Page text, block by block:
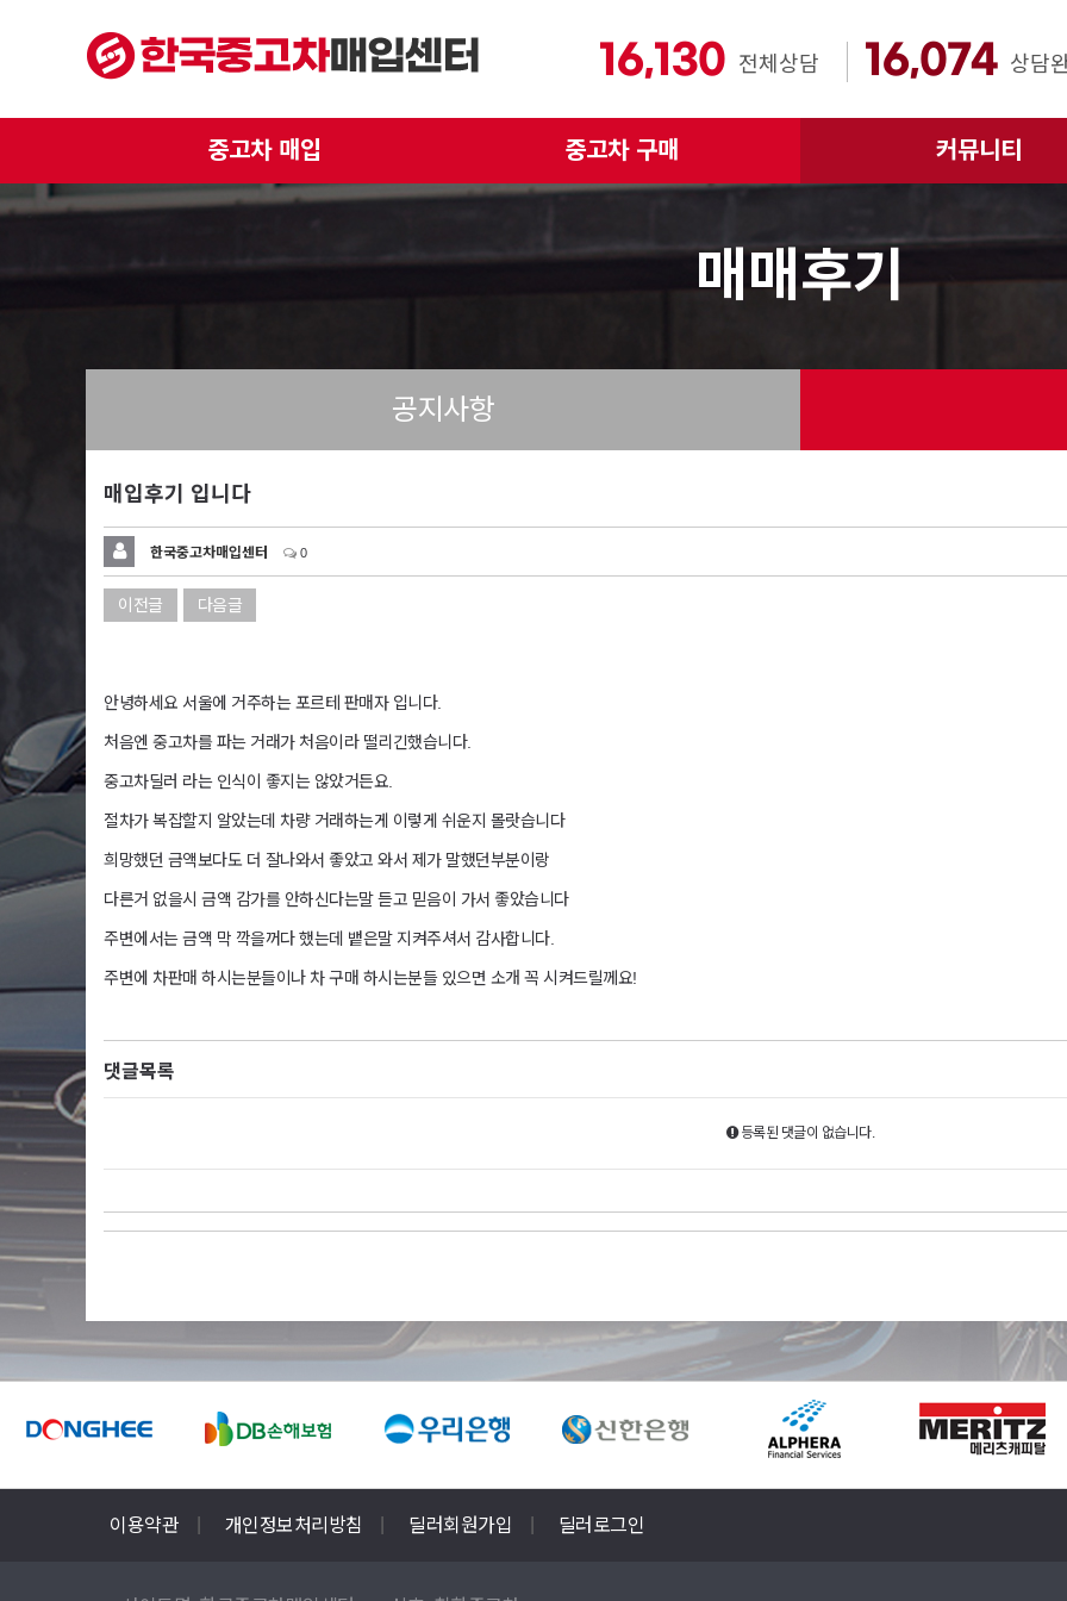
16,130 전체상담 16,074 상담
중고차 매입 중고차 구매 커뮤니티
매매후기
공지사항
매입후기 입니다
한국중고차매입센터 0
이전글 다음글
안녕하세요 서울에 거주하는 포르테 판매자 입니다.
처음엔 중고차를 파는 거래가 처음이라 떨리긴했습니다.
중고차딜러 라는 인식이 좋지는 않았거든요.
절차가 복잡할지 알았는데 차량 거래하는게 이렇게 쉬운지 몰랏습니다
희망했던 금액보다도 더 잘나와서 좋았고 와서 제가 말했던부분이랑
다른거 없을시 금액 감가를 안하신다는말 듣고 믿음이 가서 좋았습니다
주변에서는 금액 막 깍을꺼다 했는데 뱉은말 지켜주셔서 감사합니다.
주변에 차판매 하시는분들이나 차 구매 하시는분들 있으면 소개 꼭 시켜드릴께요!
댓글목록
등록된 댓글이 없습니다.
이용약관 개인정보처리방침 딜러회원가입 딜러로그인